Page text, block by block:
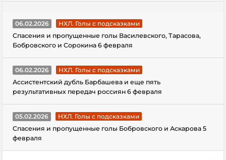
06.02.2026
НХЛ. Голы с подсказками
Спасения и пропущенные голы Василевского, Тарасова,
Бобровского и Сорокина 6 февраля
06.02.2026
НХЛ. Голы с подсказками
Ассистентский дубль Барбашева и еще пять
результативных передач россиян 6 февраля
05.02.2026
НХЛ. Голы с подсказками
Спасения и пропущенные голы Бобровского и Аскарова 5
февраля